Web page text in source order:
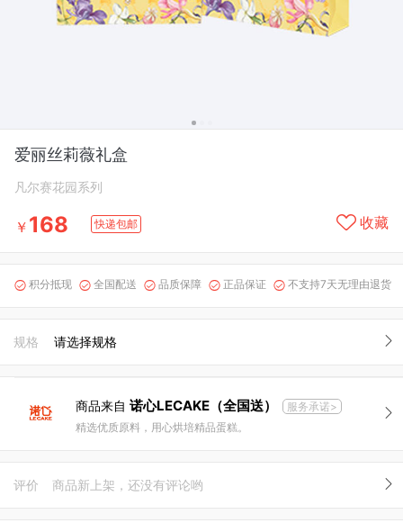
爱丽丝莉薇礼盒
凡尔赛花园系列
￥ 168 快递包邮 收藏
 积分抵现  全国配送  品质保障  正品保证  不支持7天无理由退货
规格 请选择规格
商品来自 诺心LECAKE（全国送）
服务承诺>
精选优质原料，用心烘培精品蛋糕。
评价 商品新上架，还没有评论哟